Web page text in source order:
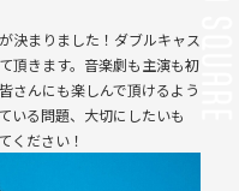
決まりました！ダブルキャス
頂きます。音楽劇も主演も初
さんにも楽しんで頂けるよう
いる問題、大切にしたいも
ください！